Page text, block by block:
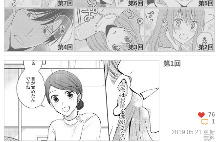
第7回 第6回 第5回
第4回 第3回 第2回
第1回
76
1
2019.05.21 更新
無料